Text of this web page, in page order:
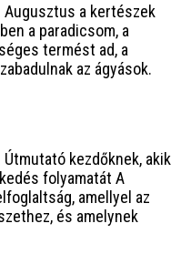
Augusztus a kertészek
a paradicsom, a
termést ad, a
az ágyások.
kezdőknek, akik
folyamatát A
amellyel az
és amelynek